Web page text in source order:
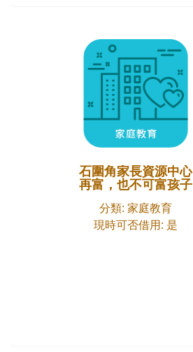
石圍角家長資源中心
再富，也不可富孩子
分類: 家庭教育
現時可否借用: 是